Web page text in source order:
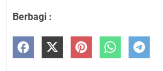
Berbagi :